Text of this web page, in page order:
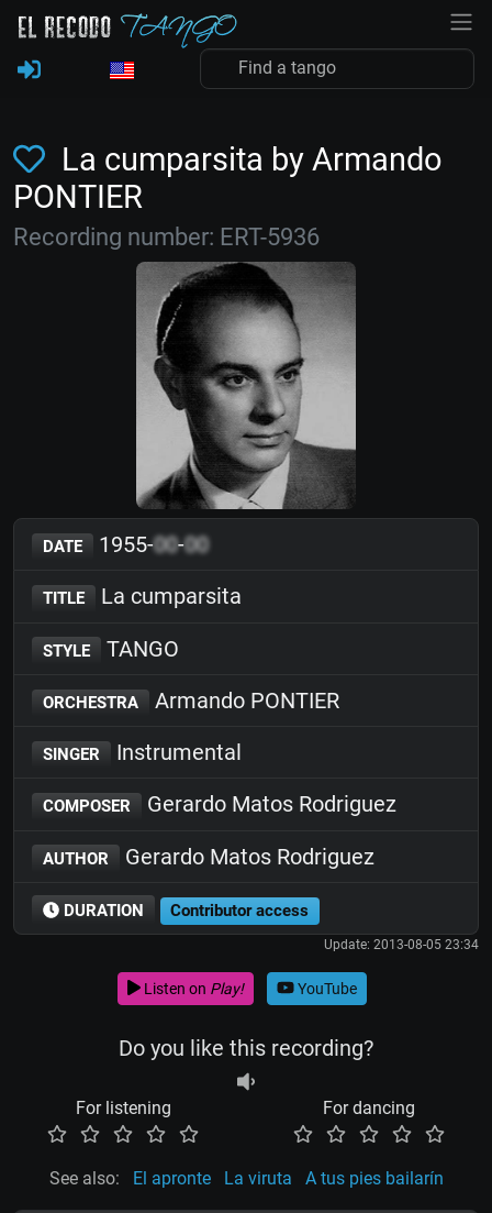
La cumparsita by Armando
PONTIER
Recording number: ERT-5936
DATE 1955-00-00
TITLE La cumparsita
STYLE TANGO
ORCHESTRA Armando PONTIER
SINGER Instrumental
COMPOSER Gerardo Matos Rodriguez
AUTHOR Gerardo Matos Rodriguez
DURATION Contributor access
Update: 2013-08-05 23:34
Listen on Play! YouTube
Do you like this recording?
For listening For dancing
See also: El apronte La viruta A tus pies bailarín